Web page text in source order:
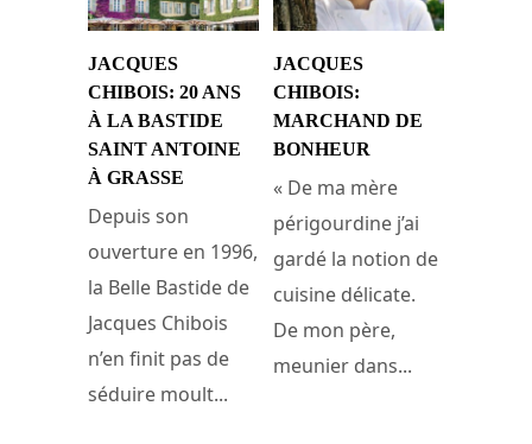
JACQUES
CHIBOIS: 20 ANS
À LA BASTIDE
SAINT ANTOINE
À GRASSE
Depuis son
ouverture en 1996,
la Belle Bastide de
Jacques Chibois
n’en finit pas de
séduire moult...
JACQUES
CHIBOIS:
MARCHAND DE
BONHEUR
« De ma mère
périgourdine j’ai
gardé la notion de
cuisine délicate.
De mon père,
meunier dans...